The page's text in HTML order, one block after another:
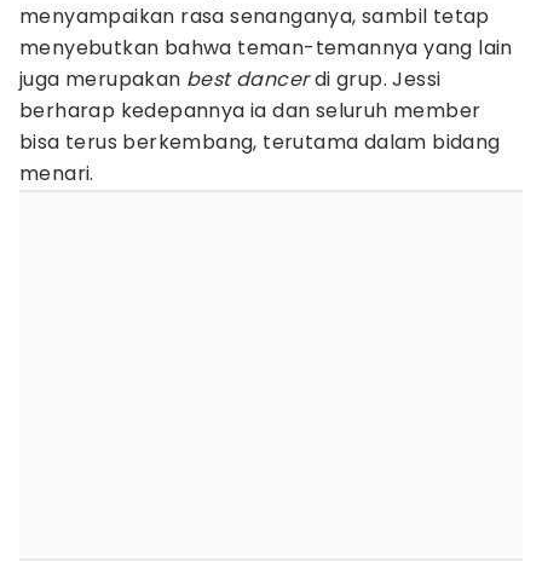
menyampaikan rasa senanganya, sambil tetap
menyebutkan bahwa teman-temannya yang lain
juga merupakan best dancerdi grup. Jessi
berharap kedepannya ia dan seluruh member
bisa terus berkembang, terutama dalam bidang
menari.